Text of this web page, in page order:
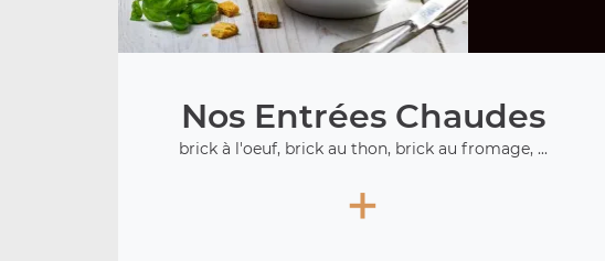
Nos Entrées Chaudes
brick à l'oeuf, brick au thon, brick au fromage, ...
+